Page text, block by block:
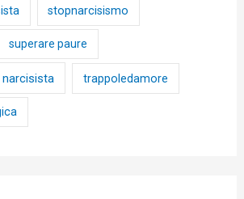
stopnarcisismo
superare paure
trappoledamore